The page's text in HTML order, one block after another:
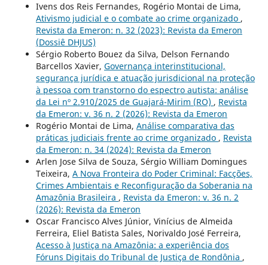
Ivens dos Reis Fernandes, Rogério Montai de Lima,
Ativismo judicial e o combate ao crime organizado ,
Revista da Emeron: n. 32 (2023): Revista da Emeron
(Dossiê DHJUS)
Sérgio Roberto Bouez da Silva, Delson Fernando
Barcellos Xavier, Governança interinstitucional,
segurança jurídica e atuação jurisdicional na proteção
à pessoa com transtorno do espectro autista: análise
da Lei nº 2.910/2025 de Guajará-Mirim (RO) , Revista
da Emeron: v. 36 n. 2 (2026): Revista da Emeron
Rogério Montai de Lima, Análise comparativa das
práticas judiciais frente ao crime organizado , Revista
da Emeron: n. 34 (2024): Revista da Emeron
Arlen Jose Silva de Souza, Sérgio William Domingues
Teixeira, A Nova Fronteira do Poder Criminal: Facções,
Crimes Ambientais e Reconfiguração da Soberania na
Amazônia Brasileira , Revista da Emeron: v. 36 n. 2
(2026): Revista da Emeron
Oscar Francisco Alves Júnior, Vinícius de Almeida
Ferreira, Eliel Batista Sales, Norivaldo José Ferreira,
Acesso à Justiça na Amazônia: a experiência dos
Fóruns Digitais do Tribunal de Justiça de Rondônia ,